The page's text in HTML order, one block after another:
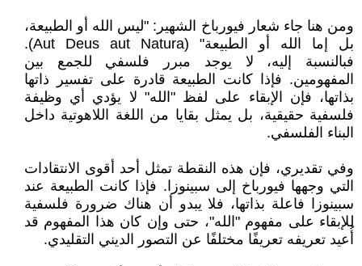
ومن هنا جاء شعار فيورباخ الشهير: "ليس الله أو الطبيعة،
بل إما الله أو الطبيعة" (Aut Deus aut Natura).
فبالنسبة إليه، لا يوجد مبرر فلسفي للجمع بين
المفهومين. فإذا كانت الطبيعة قادرة على تفسير ذاتها
بذاتها، فإن الإبقاء على لفظ "الله" لا يؤدي أي وظيفة
فلسفية حقيقية، بل يمثل بقايا من اللغة اللاهوتية داخل
البناء الفلسفي.
وفي تقديري، فإن هذه النقطة تمثل أحد أقوى الانتقادات
التي وجهها فيورباخ إلى سبينوزا. فإذا كانت الطبيعة عند
سبينوزا فاعلة بذاتها، فلا يبدو أن هناك ضرورة فلسفية
للإبقاء على مفهوم "الله"، حتى وإن كان هذا المفهوم قد
أُعيد تعريفه تعريفًا مختلفًا عن التصور الديني التقليدي.